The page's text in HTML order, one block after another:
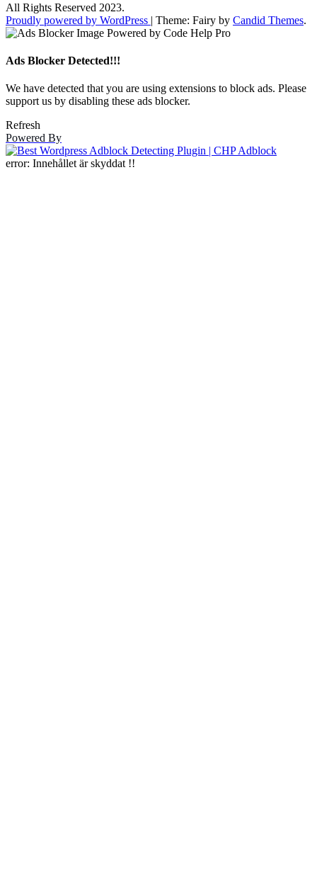
All Rights Reserved 2023.
Proudly powered by WordPress | Theme: Fairy by Candid Themes.
Ads Blocker Detected!!!
We have detected that you are using extensions to block ads. Please
support us by disabling these ads blocker.
Refresh
Powered By
error: Innehållet är skyddat !!